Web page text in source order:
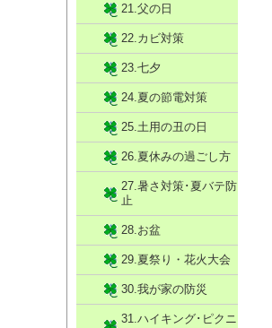
21.父の日
22.カビ対策
23.七夕
24.夏の節電対策
25.土用の丑の日
26.夏休みの過ごし方
27.暑さ対策･夏バテ防
止
28.お盆
29.夏祭り・花火大会
30.我が家の防災
31.ハイキング･ピクニ